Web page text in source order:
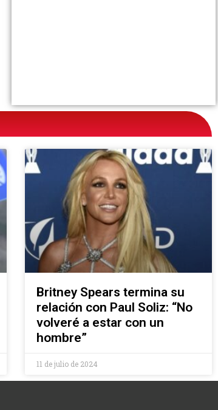
Britney Spears termina su
relación con Paul Soliz: “No
volveré a estar con un
hombre”
11 de julio de 2024